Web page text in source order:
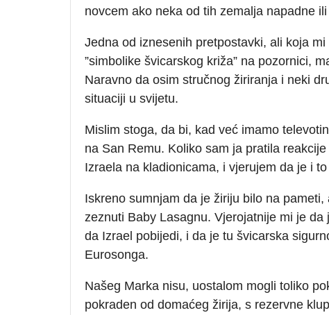
novcem ako neka od tih zemalja napadne
Jedna od iznesenih pretpostavki, ali koja
”simbolike švicarskog križa” na pozornici,
Naravno da osim stručnog žiriranja i neki
situaciji u svijetu.
Mislim stoga, da bi, kad već imamo
na San Remu. Koliko sam ja pratila
Izraela na kladionicama, i vjerujem da je i
Iskreno sumnjam da je žiriju bilo na
zeznuti Baby Lasagnu. Vjerojatnije mi je
da Izrael pobijedi, i da je tu švicarska
Eurosonga.
Našeg Marka nisu, uostalom mogli toliko
pokraden od domaćeg žirija, s rezervne